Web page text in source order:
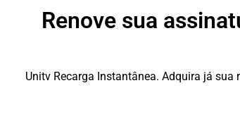
Renove sua
Unitv Recarga Instantânea. Adquira já